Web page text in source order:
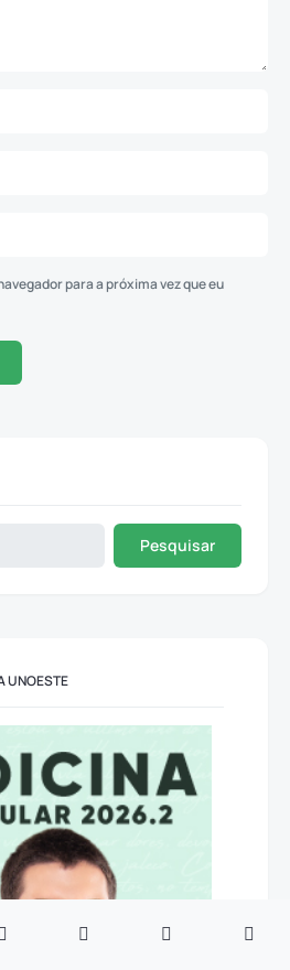
para a próxima vez que eu
Pesquisar
UNOESTE